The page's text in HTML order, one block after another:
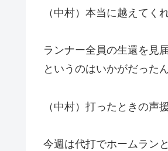
（中村）本当に越えてく
ランナー全員の生還を見
というのはいかがだった
（中村）打ったときの声
今週は代打でホームラン